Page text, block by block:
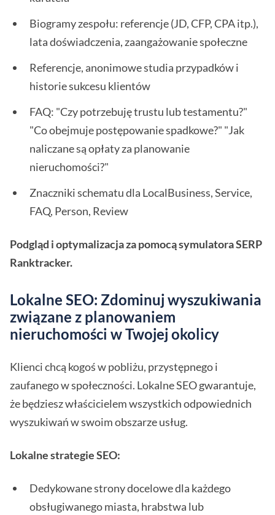
Biogramy zespołu: referencje (JD, CFP, CPA itp.),
lata doświadczenia, zaangażowanie społeczne
Referencje, anonimowe studia przypadków i
historie sukcesu klientów
FAQ: "Czy potrzebuję trustu lub testamentu?"
"Co obejmuje postępowanie spadkowe?" "Jak
naliczane są opłaty za planowanie
nieruchomości?"
Znaczniki schematu dla LocalBusiness, Service,
FAQ, Person, Review
Podgląd i optymalizacja za pomocą symulatora SERP
Ranktracker.
Lokalne SEO: Zdominuj wyszukiwania
związane z planowaniem
nieruchomości w Twojej okolicy
Klienci chcą kogoś w pobliżu, przystępnego i
zaufanego w społeczności. Lokalne SEO gwarantuje,
że będziesz właścicielem wszystkich odpowiednich
wyszukiwań w swoim obszarze usług.
Lokalne strategie SEO:
Dedykowane strony docelowe dla każdego
obsługiwanego miasta, hrabstwa lub